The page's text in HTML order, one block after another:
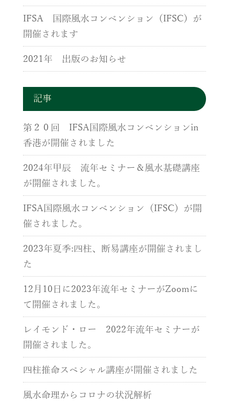
IFSA 国際風水コンベンション（IFSC）が
開催されます
2021年 出版のお知らせ
記事
第２０回 IFSA国際風水コンベンションin
香港が開催されました
2024年甲辰 流年セミナー＆風水基礎講座
が開催されました。
IFSA国際風水コンベンション（IFSC）が開
催されました。
2023年夏季:四柱、断易講座が開催されまし
た
12月10日に2023年流年セミナーがZoomに
て開催されました。
レイモンド・ロー 2022年流年セミナーが
開催されました。
四柱推命スペシャル講座が開催されました
風水命理からコロナの状況解析